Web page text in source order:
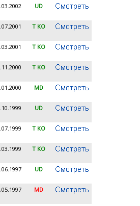
UD
T KO
T KO
T KO
MD
UD
T KO
T KO
UD
MD